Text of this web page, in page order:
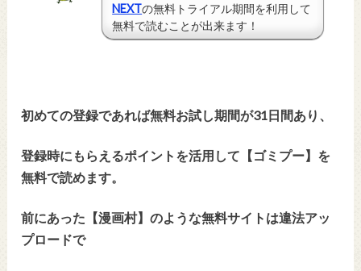
NEXTの無料トライアル期間を利用して
無料で読むことが出来ます！
初めての登録であれば無料お試し期間が31日間あり、
登録時にもらえるポイントを活用して【ゴミプー】を
無料で読めます。
前にあった【漫画村】のような無料サイトは違法アッ
プロードで